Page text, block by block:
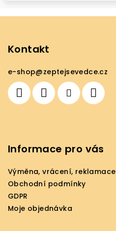
Kontakt
e-shop@zeptejsevedce.cz
Informace pro vás
Výměna, vrácení, reklamace
Obchodní podmínky
GDPR
Moje objednávka